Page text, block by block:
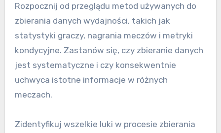
Rozpocznij od przeglądu metod używanych do
zbierania danych wydajności, takich jak
statystyki graczy, nagrania meczów i metryki
kondycyjne. Zastanów się, czy zbieranie danych
jest systematyczne i czy konsekwentnie
uchwyca istotne informacje w różnych
meczach.
Zidentyfikuj wszelkie luki w procesie zbierania